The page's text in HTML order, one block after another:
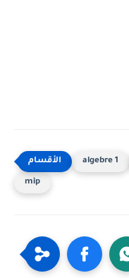
algebre 1
mip